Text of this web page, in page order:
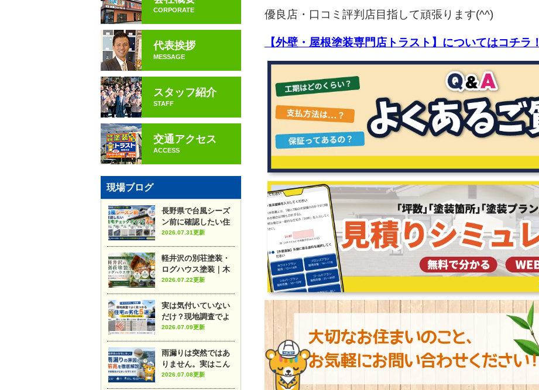
優良店・口コミ評判店目指して頑張ります(^^)
【外壁・屋根塗装専門店トラスト】についてはコチラ！
CORPORATE
代表挨拶
MESSAGE
スタッフ紹介
STAFF
交通アクセス
ACCESS
現場ブログ
長野県で台風シーズ
ン前に確認したい住
宅チェックポイント7
選
2026.07.31更新
軽井沢の別荘塗装・
ログハウス塗装｜木
部メンテナンスのポ
イントや施工事例を
プロが解説
2026.07.22更新
実は気付いていない
だけ？現地調査でよ
く見つかる住宅の劣
化5選
2026.07.09更新
雨漏りは突然ではあ
りません。実はこん
な前兆があります
2026.07.08更新